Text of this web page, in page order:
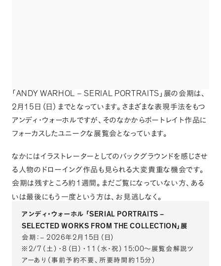
｢ ANDY WARHOL – SERIAL PORTRAITS ｣展の会期は 、
2月 15 日 （ 日 ） までとなっています。 さまざまな表現手法をもつ
アンディ・ウォーホルですが 、 そのなかからポートレイト作品に
フォーカスしたユニークな展覧会となっています。
なかにはイラストレーターとしてのバックグラウンドを感じさせ
る人物のドローイング作品も見られる大変貴重な機会です。
会期は残すところ約 1 週間。 まだご覧になっていない方、 ある
いは最後にもう一度という方は、 お見逃しなく。
アンディ･ウォーホル ｢SERIAL PORTRAITS–
SELECTED WORKS FROM THE COLLECTION ｣展
会期：– 2026年 2 月 15 日 （ 日 ）
※ 2/7 （ 土 ） ・ 8 （ 日 ） ・ 11 （ 水･祝 ） 15:00～展覧会解説ツ
アーあり （ 事前予約不要、 所要時間約 15分 ）